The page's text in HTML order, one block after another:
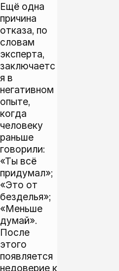
Ещё одна
причина
отказа, по
словам
эксперта,
заключаетс
я в
негативном
опыте,
когда
человеку
раньше
говорили:
«Ты всё
придумал»;
«Это от
безделья»;
«Меньше
думай».
После
этого
появляется
недоверие к